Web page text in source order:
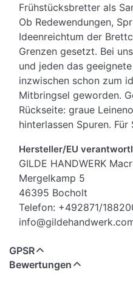
Frühstücksbretter als
Ob Redewendungen,
Ideenreichtum der
Grenzen gesetzt. Bei
und jeden das
inzwischen schon zum
Mitbringsel geworden.
Rückseite: graue
hinterlassen Spuren.
Hersteller/EU
GILDE HANDWERK
Mergelkamp 5
46395 Bocholt
Telefon: +492871/
GPSR
Bewertungen